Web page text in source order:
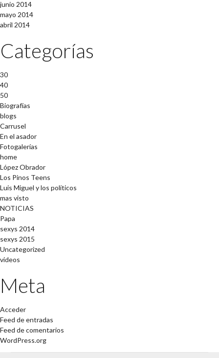
junio 2014
mayo 2014
abril 2014
Categorías
30
40
50
Biografías
blogs
Carrusel
En el asador
Fotogalerías
home
López Obrador
Los Pinos Teens
Luis Miguel y los políticos
mas visto
NOTICIAS
Papa
sexys 2014
sexys 2015
Uncategorized
videos
Meta
Acceder
Feed de entradas
Feed de comentarios
WordPress.org